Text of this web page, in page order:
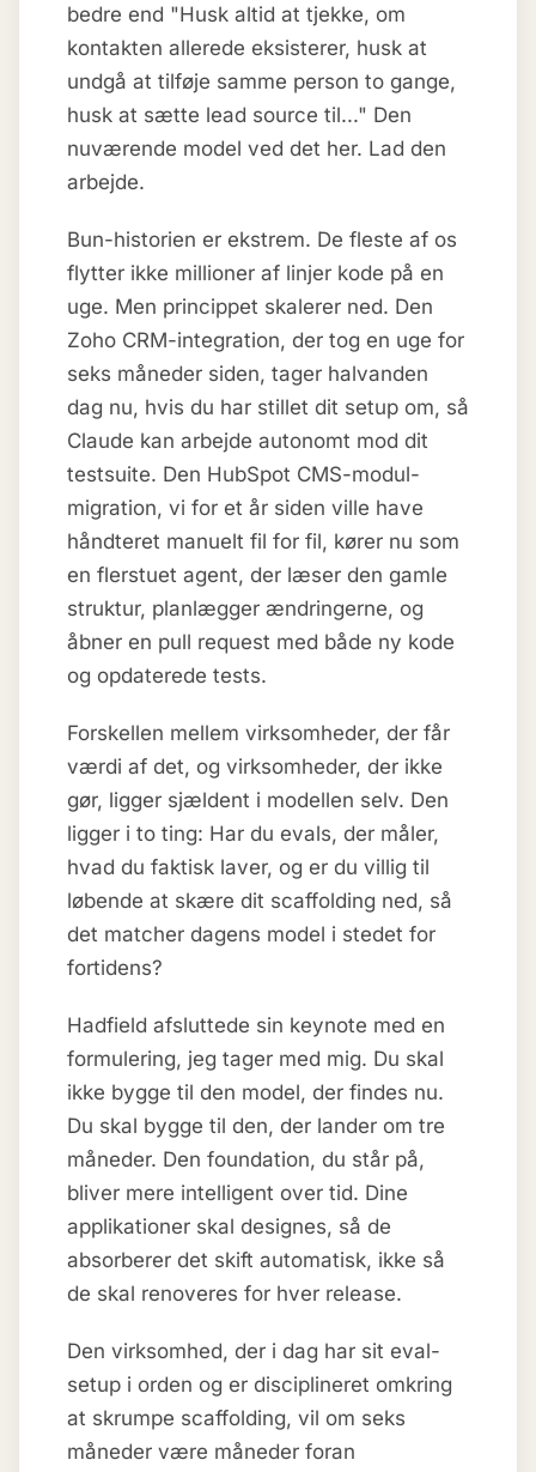
bedre end "Husk altid at tjekke, om
kontakten allerede eksisterer, husk at
undgå at tilføje samme person to gange,
husk at sætte lead source til..." Den
nuværende model ved det her. Lad den
arbejde.
Bun-historien er ekstrem. De fleste af os
flytter ikke millioner af linjer kode på en
uge. Men princippet skalerer ned. Den
Zoho CRM-integration, der tog en uge for
seks måneder siden, tager halvanden
dag nu, hvis du har stillet dit setup om, så
Claude kan arbejde autonomt mod dit
testsuite. Den HubSpot CMS-modul-
migration, vi for et år siden ville have
håndteret manuelt fil for fil, kører nu som
en flerstuet agent, der læser den gamle
struktur, planlægger ændringerne, og
åbner en pull request med både ny kode
og opdaterede tests.
Forskellen mellem virksomheder, der får
værdi af det, og virksomheder, der ikke
gør, ligger sjældent i modellen selv. Den
ligger i to ting: Har du evals, der måler,
hvad du faktisk laver, og er du villig til
løbende at skære dit scaffolding ned, så
det matcher dagens model i stedet for
fortidens?
Hadfield afsluttede sin keynote med en
formulering, jeg tager med mig. Du skal
ikke bygge til den model, der findes nu.
Du skal bygge til den, der lander om tre
måneder. Den foundation, du står på,
bliver mere intelligent over tid. Dine
applikationer skal designes, så de
absorberer det skift automatisk, ikke så
de skal renoveres for hver release.
Den virksomhed, der i dag har sit eval-
setup i orden og er disciplineret omkring
at skrumpe scaffolding, vil om seks
måneder være måneder foran